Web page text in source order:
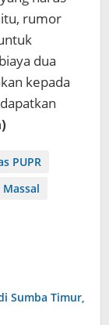
itu, rumor
dua
kepada
PUPR
Massal
Sumba Timur,